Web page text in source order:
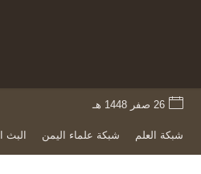
26 صفر 1448 هـ
شبكة العلم شبكة علماء اليمن البث